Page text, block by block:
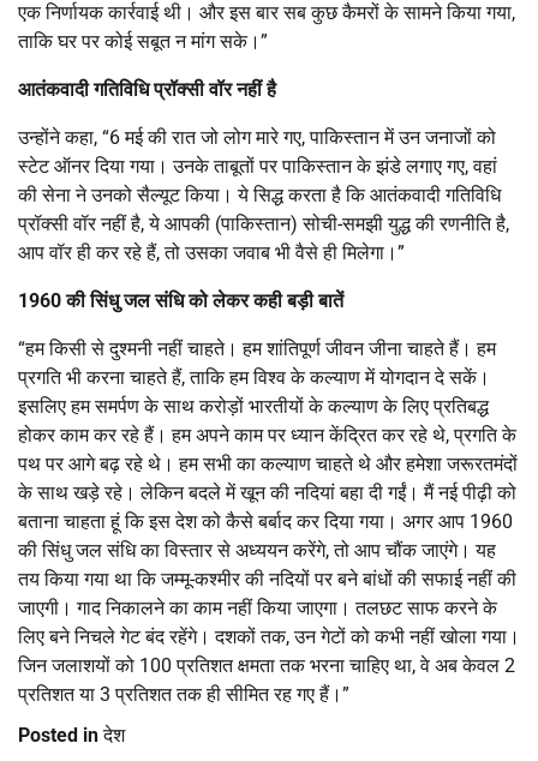
एक निर्णायक कार्रवाई थी। और इस बार सब कुछ कैमरों के सामने किया गया,
ताकि घर पर कोई सबूत न मांग सके।”
आतंकवादी गतिविधि प्रॉक्सी वॉर नहीं है
उन्होंने कहा, “6 मई की रात जो लोग मारे गए, पाकिस्तान में उन जनाजों को
स्टेट ऑनर दिया गया। उनके ताबूतों पर पाकिस्तान के झंडे लगाए गए, वहां
की सेना ने उनको सैल्यूट किया। ये सिद्ध करता है कि आतंकवादी गतिविधि
प्रॉक्सी वॉर नहीं है, ये आपकी (पाकिस्तान) सोची-समझी युद्ध की रणनीति है,
आप वॉर ही कर रहे हैं, तो उसका जवाब भी वैसे ही मिलेगा।”
1960 की सिंधु जल संधि को लेकर कही बड़ी बातें
“हम किसी से दुश्मनी नहीं चाहते। हम शांतिपूर्ण जीवन जीना चाहते हैं। हम
प्रगति भी करना चाहते हैं, ताकि हम विश्व के कल्याण में योगदान दे सकें।
इसलिए हम समर्पण के साथ करोड़ों भारतीयों के कल्याण के लिए प्रतिबद्ध
होकर काम कर रहे हैं। हम अपने काम पर ध्यान केंद्रित कर रहे थे, प्रगति के
पथ पर आगे बढ़ रहे थे। हम सभी का कल्याण चाहते थे और हमेशा जरूरतमंदों
के साथ खड़े रहे। लेकिन बदले में खून की नदियां बहा दी गईं। मैं नई पीढ़ी को
बताना चाहता हूं कि इस देश को कैसे बर्बाद कर दिया गया। अगर आप 1960
की सिंधु जल संधि का विस्तार से अध्ययन करेंगे, तो आप चौंक जाएंगे। यह
तय किया गया था कि जम्मू-कश्मीर की नदियों पर बने बांधों की सफाई नहीं की
जाएगी। गाद निकालने का काम नहीं किया जाएगा। तलछट साफ करने के
लिए बने निचले गेट बंद रहेंगे। दशकों तक, उन गेटों को कभी नहीं खोला गया।
जिन जलाशयों को 100 प्रतिशत क्षमता तक भरना चाहिए था, वे अब केवल 2
प्रतिशत या 3 प्रतिशत तक ही सीमित रह गए हैं।”
Posted inदेश